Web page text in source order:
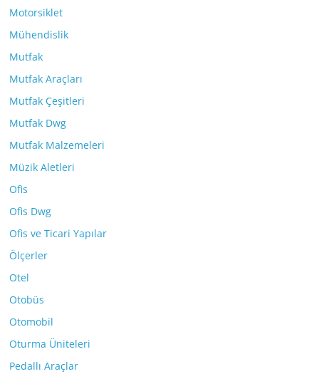
Motorsiklet
Mühendislik
Mutfak
Mutfak Araçları
Mutfak Çeşitleri
Mutfak Dwg
Mutfak Malzemeleri
Müzik Aletleri
Ofis
Ofis Dwg
Ofis ve Ticari Yapılar
Ölçerler
Otel
Otobüs
Otomobil
Oturma Üniteleri
Pedallı Araçlar